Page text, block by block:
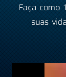
Faça como
suas